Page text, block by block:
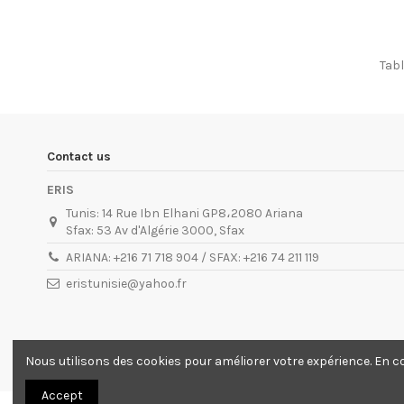
Contact us
ERIS
Tunis: 14 Rue Ibn Elhani GP8،2080 Ariana
Sfax: 53 Av d'Algérie 3000, Sfax
ARIANA: +216 71 718 904 / SFAX: +216 74 211 119
eristunisie@yahoo.fr
Nous utilisons des cookies pour améliorer votre expérience.
Accept